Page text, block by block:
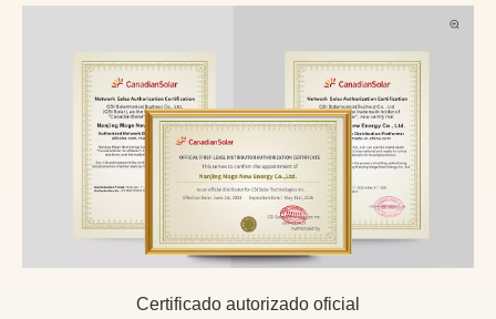
Certificado autorizado oficial